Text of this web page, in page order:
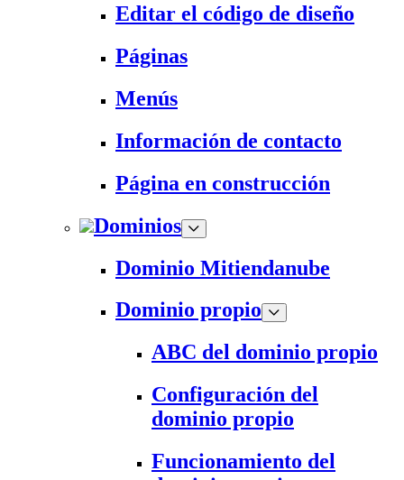
Editar el código de diseño
Páginas
Menús
Información de contacto
Página en construcción
Dominios
Dominio Mitiendanube
Dominio propio
ABC del dominio propio
Configuración del
dominio propio
Funcionamiento del